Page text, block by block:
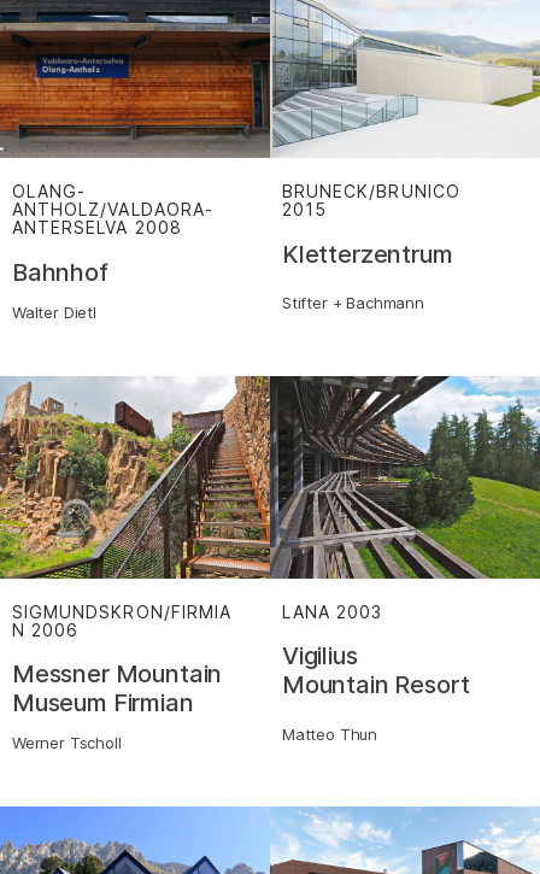
OLANG-
ANTHOLZ/VALDAORA-
ANTERSELVA 2008
Bahnhof
Walter Dietl
BRUNECK/BRUNICO
2015
Kletterzentrum
Stifter + Bachmann
SIGMUNDSKRON/FIRMIA
N 2006
Messner Mountain
Museum Firmian
Werner Tscholl
LANA 2003
Vigilius
Mountain Resort
Matteo Thun